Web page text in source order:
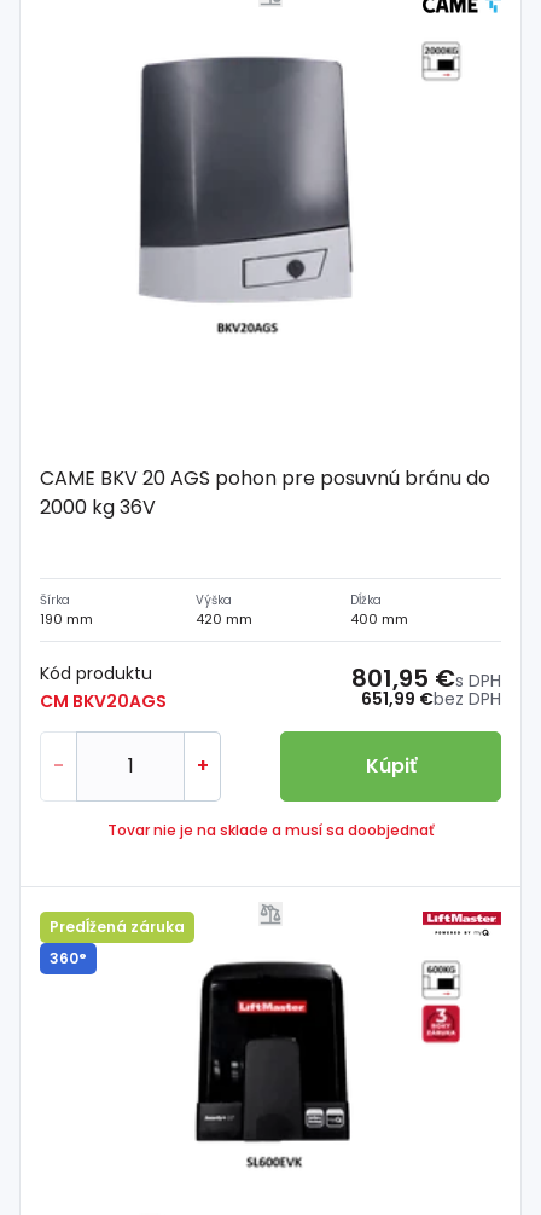
CAME BKV 20 AGS pohon pre posuvnú bránu do
2000 kg 36V
Šírka
190 mm
Výška
420 mm
Dĺžka
400 mm
Kód produktu
CM BKV20AGS
651,99 €bez DPH
801,95 €s DPH
- + Kúpiť
Tovar nie je na sklade a musí sa doobjednať
Predĺžená záruka
360°